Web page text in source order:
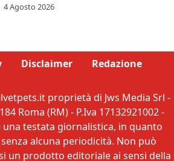
4 Agosto 2026
Disclaimer Redazione
proprietà di Jws Media Srl -
Roma (RM) - P.Iva 17132921002 -
testata giornalistica, in quanto
alcuna periodicità. Non può
un prodotto editoriale ai sensi della